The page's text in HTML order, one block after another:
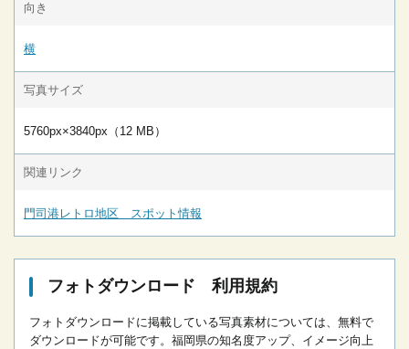
向き
横
写真サイズ
5760px×3840px（12 MB）
関連リンク
門司港レトロ地区 スポット情報
フォトダウンロード 利用規約
フォトダウンロードに掲載している写真素材については、無料で
ダウンロードが可能です。 福岡県の知名度アップ、イメージ向上